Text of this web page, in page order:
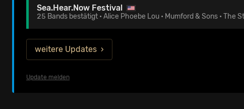
Sea.Hear.Now Festival
25 Bands bestätigt • Alice Phoebe Lou • Mumford & Sons • The
weitere Updates
Update melden